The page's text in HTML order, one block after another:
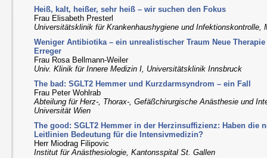
Heiß, kalt, heißer, sehr heiß – wir suchen den Fokus
Frau Elisabeth Presterl
Universitätsklinik für Krankenhaushygiene und Infektionskontrolle,
Weniger Antibiotika – ein unrealistischer Traum Neue
Erreger
Frau Rosa Bellmann-Weiler
Univ. Klinik für Innere Medizin I, Universitätsklinik Innsbruck
The bad: SGLT2 Hemmer und Kurzdarmsyndrom – ein Fall
Frau Peter Wohlrab
Abteilung für Herz-, Thorax-, Gefäßchirurgische Anästhesie und
Universität Wien
The good: SGLT2 Hemmer in der Herzinsuffizienz: Haben die
Leitlinien Bedeutung für die Intensivmedizin?
Herr Miodrag Filipovic
Institut für Anästhesiologie, Kantonsspital St. Gallen